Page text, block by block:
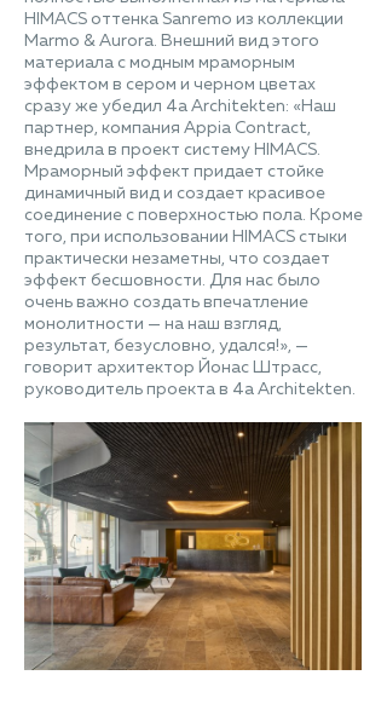
HIMACS оттенка Sanremo из коллекции
Marmo & Aurora. Внешний вид этого
материала с модным мраморным
эффектом в сером и черном цветах
сразу же убедил 4a Architekten: «Наш
партнер, компания Appia Contract,
внедрила в проект систему HIMACS.
Мраморный эффект придает стойке
динамичный вид и создает красивое
соединение с поверхностью пола. Кроме
того, при использовании HIMACS стыки
практически незаметны, что создает
эффект бесшовности. Для нас было
очень важно создать впечатление
монолитности — на наш взгляд,
результат, безусловно, удался!», —
говорит архитектор Йонас Штрасс,
руководитель проекта в 4a Architekten.